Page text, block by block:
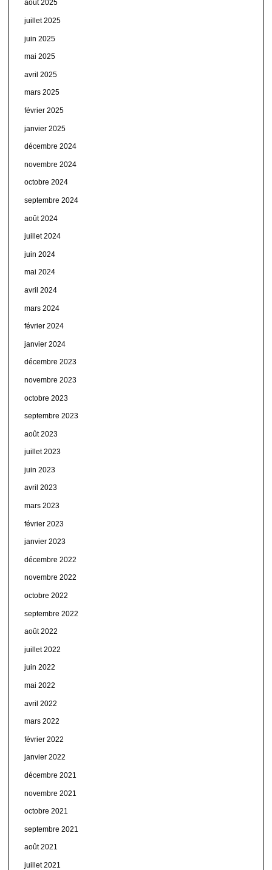
août 2025
juillet 2025
juin 2025
mai 2025
avril 2025
mars 2025
février 2025
janvier 2025
décembre 2024
novembre 2024
octobre 2024
septembre 2024
août 2024
juillet 2024
juin 2024
mai 2024
avril 2024
mars 2024
février 2024
janvier 2024
décembre 2023
novembre 2023
octobre 2023
septembre 2023
août 2023
juillet 2023
juin 2023
avril 2023
mars 2023
février 2023
janvier 2023
décembre 2022
novembre 2022
octobre 2022
septembre 2022
août 2022
juillet 2022
juin 2022
mai 2022
avril 2022
mars 2022
février 2022
janvier 2022
décembre 2021
novembre 2021
octobre 2021
septembre 2021
août 2021
juillet 2021